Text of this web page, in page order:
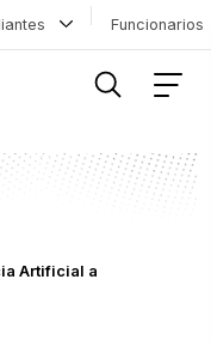
Artificial a